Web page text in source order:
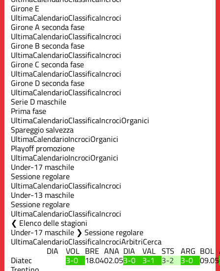
Girone E
UltimaCalendarioClassificaIncroci
Girone A seconda fase
UltimaCalendarioClassificaIncroci
Girone B seconda fase
UltimaCalendarioClassificaIncroci
Girone C seconda fase
UltimaCalendarioClassificaIncroci
Girone D seconda fase
UltimaCalendarioClassificaIncroci
Serie D maschile
Prima fase
UltimaCalendarioClassificaIncrociOrganici
Spareggio salvezza
UltimaCalendarioIncrociOrganici
Playoff promozione
UltimaCalendarioIncrociOrganici
Under-17 maschile
Sessione regolare
UltimaCalendarioClassificaIncroci
Under-13 maschile
Sessione regolare
UltimaCalendarioClassificaIncroci
Elenco delle stagioni
Under-17 maschile ❯ Sessione regolare
UltimaCalendarioClassificaIncrociArbitriCerca
DIA VOL BRE ANA DIA VAL STS ARG BOL
Diatec 3-0 18.0402.053-0 3-1 3-2 3-0 09.05